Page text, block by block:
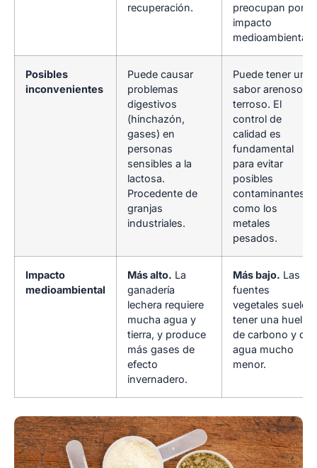
recuperación.
preocupan por el
impacto
medioambiental.
Posibles
inconvenientes
Puede causar
problemas
digestivos
(hinchazón,
gases) en
personas
sensibles a la
lactosa.
Procedente de
granjas
industriales.
Puede tener un
sabor arenoso o
terroso. El
control de
calidad es
fundamental
para evitar
posibles
contaminantes
como los
metales
pesados.
Impacto
medioambiental
Más alto. La
ganadería
lechera requiere
mucha agua y
tierra, y produce
más gases de
efecto
invernadero.
Más bajo. Las
fuentes
vegetales suelen
tener una huella
de carbono y de
agua mucho
menor.